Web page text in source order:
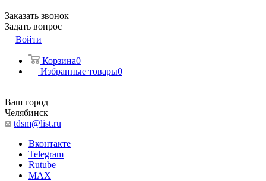
Заказать звонок
Задать вопрос
Войти
Корзина0
Избранные товары0
Ваш город
Челябинск
tdsm@list.ru
Вконтакте
Telegram
Rutube
MAX